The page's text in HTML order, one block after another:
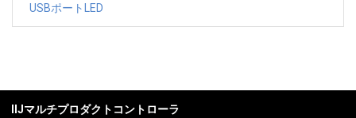
USBポートLED
IIJマルチプロダクトコントローラ